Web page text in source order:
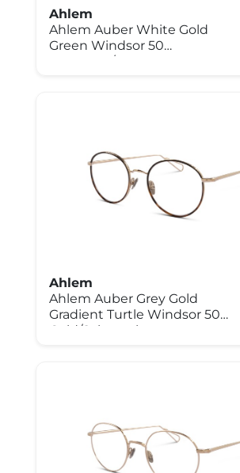
Ahlem
Ahlem Auber White Gold
Green Windsor 50
Ahlem
Ahlem Auber Grey Gold
Gradient Turtle Windsor 50
Gold/Schwarzbraun